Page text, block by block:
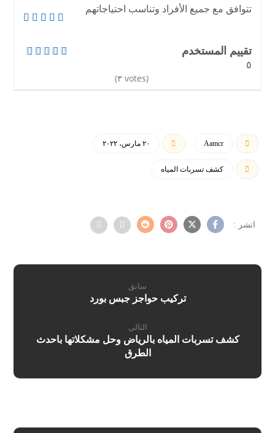
تتوافق مع جميع الأفراد وتناسب احتياجاتهم
تقييم المستخدم
٥
(٣ votes)
Aamcr ٢٠ مارس، ٢٠٢٢
كشف تسربات المياه
سابق
تركيب حواجز جبس بورد
التالي
كشف تسربات المياه بالرياض وحل مشكلاتها باحدث
الطرق